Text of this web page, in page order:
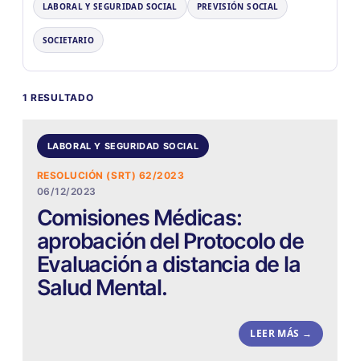
LABORAL Y SEGURIDAD SOCIAL PREVISIÓN SOCIAL
SOCIETARIO
1 RESULTADO
LABORAL Y SEGURIDAD SOCIAL
RESOLUCIÓN (SRT) 62/2023
06/12/2023
Comisiones Médicas:
aprobación del Protocolo de
Evaluación a distancia de la
Salud Mental.
LEER MÁS →